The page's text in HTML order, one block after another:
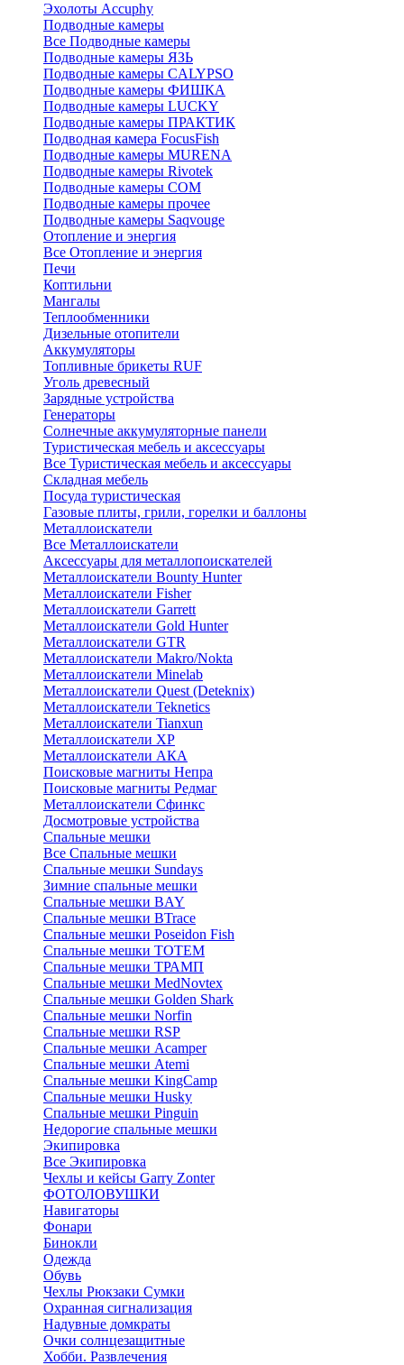
Эхолоты Accuphy
Подводные камеры
Все Подводные камеры
Подводные камеры ЯЗЬ
Подводные камеры CALYPSO
Подводные камеры ФИШКА
Подводные камеры LUCKY
Подводные камеры ПРАКТИК
Подводная камера FocusFish
Подводные камеры MURENA
Подводные камеры Rivotek
Подводные камеры СОМ
Подводные камеры прочее
Подводные камеры Saqvouge
Отопление и энергия
Все Отопление и энергия
Печи
Коптильни
Мангалы
Теплообменники
Дизельные отопители
Аккумуляторы
Топливные брикеты RUF
Уголь древесный
Зарядные устройства
Генераторы
Солнечные аккумуляторные панели
Туристическая мебель и аксессуары
Все Туристическая мебель и аксессуары
Складная мебель
Посуда туристическая
Газовые плиты, грили, горелки и баллоны
Металлоискатели
Все Металлоискатели
Аксессуары для металлопоискателей
Металлоискатели Bounty Hunter
Металлоискатели Fisher
Металлоискатели Garrett
Металлоискатели Gold Hunter
Металлоискатели GTR
Металлоискатели Makro/Nokta
Металлоискатели Minelab
Металлоискатели Quest (Deteknix)
Металлоискатели Teknetics
Металлоискатели Tianxun
Металлоискатели XP
Металлоискатели АКА
Поисковые магниты Непра
Поисковые магниты Редмаг
Металлоискатели Сфинкс
Досмотровые устройства
Спальные мешки
Все Спальные мешки
Спальные мешки Sundays
Зимние спальные мешки
Спальные мешки BAY
Спальные мешки BTrace
Спальные мешки Poseidon Fish
Спальные мешки ТОТЕМ
Спальные мешки ТРАМП
Cпальные мешки MedNovtex
Спальные мешки Golden Shark
Спальные мешки Norfin
Спальные мешки RSP
Спальные мешки Acamper
Спальные мешки Atemi
Спальные мешки KingCamp
Спальные мешки Husky
Спальные мешки Pinguin
Недорогие спальные мешки
Экипировка
Все Экипировка
Чехлы и кейсы Garry Zonter
ФОТОЛОВУШКИ
Навигаторы
Фонари
Бинокли
Одежда
Обувь
Чехлы Рюкзаки Сумки
Охранная сигнализация
Надувные домкраты
Очки солнцезащитные
Хобби. Развлечения